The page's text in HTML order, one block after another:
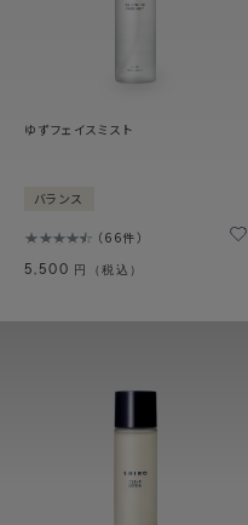
ゆずフェイスミスト
バランス
66件
5,500 円（税込）